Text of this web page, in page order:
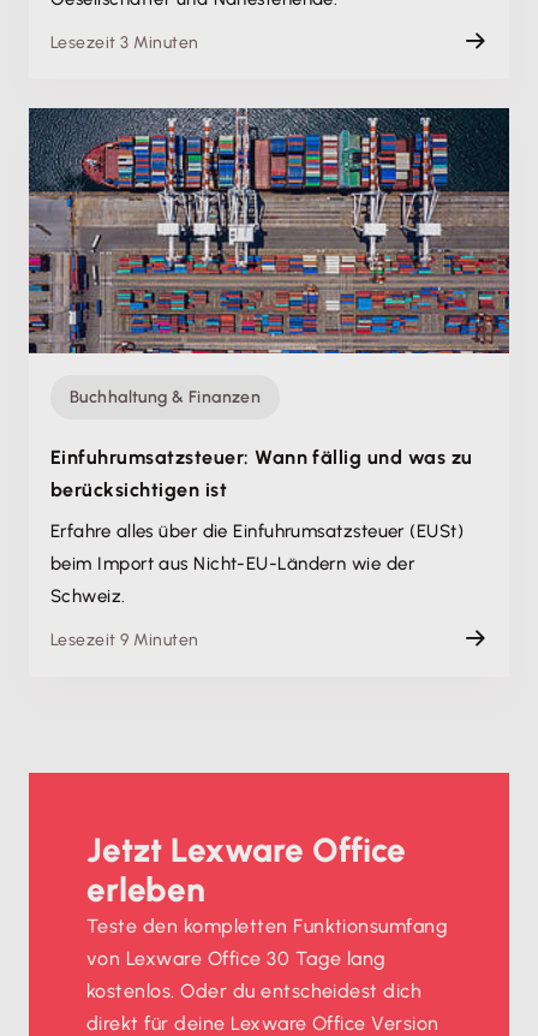
Lesezeit 3 Minuten
Buchhaltung & Finanzen
Einfuhrumsatzsteuer: Wann fällig und was zu
berücksichtigen ist
Erfahre alles über die Einfuhrumsatzsteuer (EUSt)
beim Import aus Nicht-EU-Ländern wie der
Schweiz.
Lesezeit 9 Minuten
Jetzt Lexware Office
erleben
Teste den kompletten Funktionsumfang
von Lexware Office 30 Tage lang
kostenlos. Oder du entscheidest dich
direkt für deine Lexware Office Version